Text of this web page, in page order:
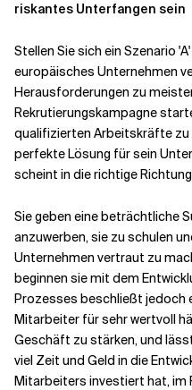
riskantes Unterfangen sein
Stellen Sie sich ein Szenario
europäisches Unternehmen
Herausforderungen zu
Rekrutierungskampagne
qualifizierten Arbeitskräfte zu
perfekte Lösung für sein
scheint in die richtige
Sie geben eine beträchtliche
anzuwerben, sie zu schulen
Unternehmen vertraut zu
beginnen sie mit dem
Prozesses beschließt jedoch
Mitarbeiter für sehr wertvoll
Geschäft zu stärken, und
viel Zeit und Geld in die
Mitarbeiters investiert hat, im